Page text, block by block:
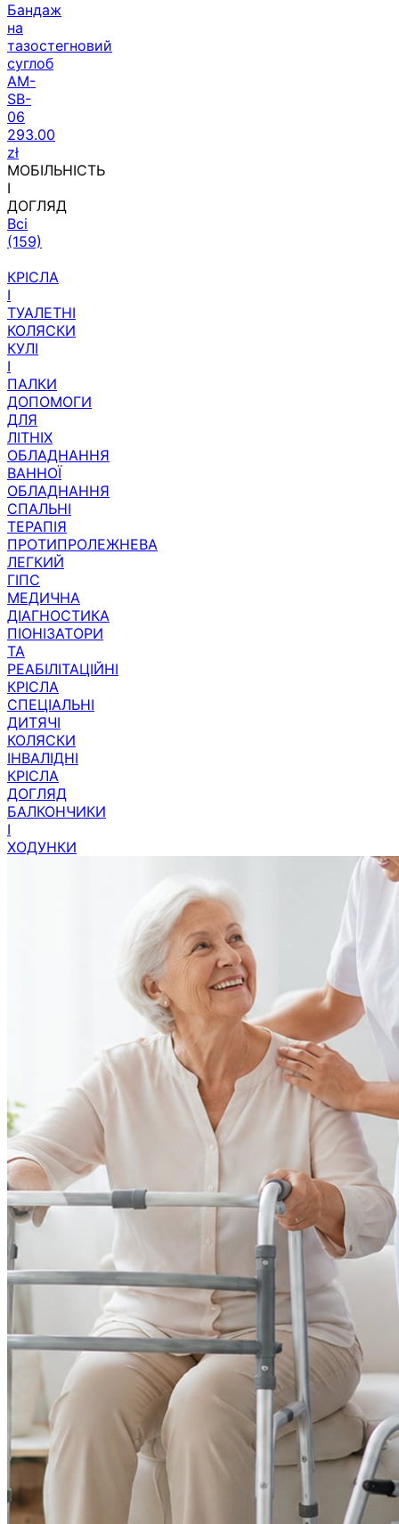
Бандаж
на
тазостегновий
суглоб
AM-
SB-
06
293.00
zł
МОБІЛЬНІСТЬ
І
ДОГЛЯД
Всі
(159)
КРІСЛА
І
ТУАЛЕТНІ
КОЛЯСКИ
КУЛІ
І
ПАЛКИ
ДОПОМОГИ
ДЛЯ
ЛІТНІХ
ОБЛАДНАННЯ
ВАННОЇ
ОБЛАДНАННЯ
СПАЛЬНІ
ТЕРАПІЯ
ПРОТИПРОЛЕЖНЕВА
ЛЕГКИЙ
ГІПС
МЕДИЧНА
ДІАГНОСТИКА
ПІОНІЗАТОРИ
ТА
РЕАБІЛІТАЦІЙНІ
КРІСЛА
СПЕЦІАЛЬНІ
ДИТЯЧІ
КОЛЯСКИ
ІНВАЛІДНІ
КРІСЛА
ДОГЛЯД
БАЛКОНЧИКИ
І
ХОДУНКИ